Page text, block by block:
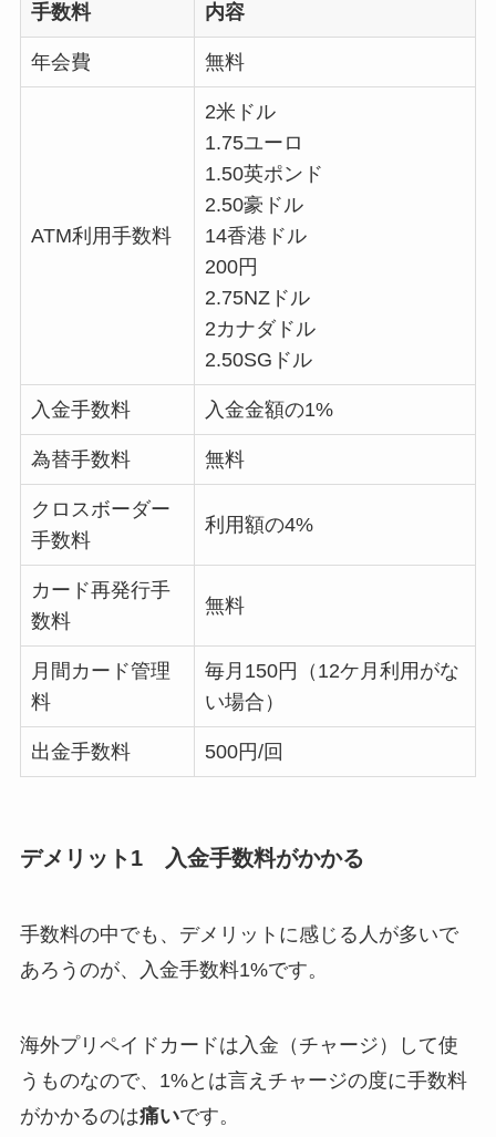
手数料 内容
年会費 無料
ATM利用手数料
2米ドル
1.75ユーロ
1.50英ポンド
2.50豪ドル
14香港ドル
200円
2.75NZドル
2カナダドル
2.50SGドル
入金手数料 入金金額の1%
為替手数料 無料
クロスボーダー
手数料
利用額の4%
カード再発行手
数料
無料
月間カード管理
料
毎月150円（12ケ月利用がな
い場合）
出金手数料 500円/回
デメリット1 入金手数料がかかる
手数料の中でも、デメリットに感じる人が多いで
あろうのが、入金手数料1%です。
海外プリペイドカードは入金（チャージ）して使
うものなので、1%とは言えチャージの度に手数料
がかかるのは痛いです。